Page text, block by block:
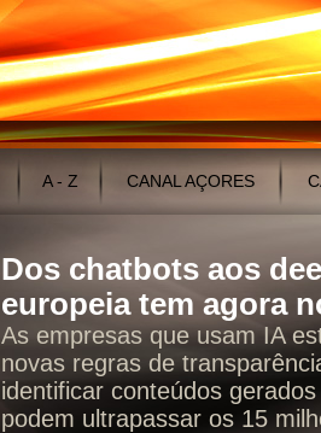
A - Z CANAL AÇORES
Dos chatbots aos
europeia tem agora
As empresas que usam IA
novas regras de
identificar conteúdos
podem ultrapassar os 15